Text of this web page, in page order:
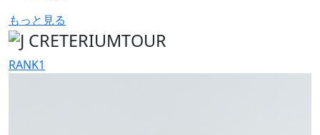
もっと見る
RANK1